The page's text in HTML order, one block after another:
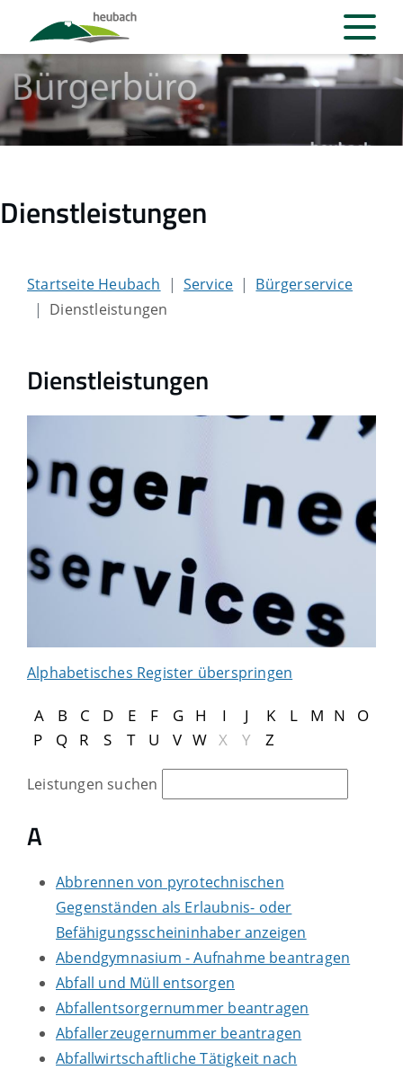
Dienstleistungen
Startseite Heubach Service
Bürgerservice
Dienstleistungen
Dienstleistungen
Alphabetisches Register überspringen
A B C D E F G H I J K L M N
O
P
Q R S T U V W X Y Z
Leistungen suchen
A
Abbrennen von pyrotechnischen
Gegenständen als Erlaubnis- oder
Befähigungsscheininhaber anzeigen
Abendgymnasium - Aufnahme beantragen
Abfall und Müll entsorgen
Abfallentsorgernummer beantragen
Abfallerzeugernummer beantragen
Abfallwirtschaftliche Tätigkeit nach